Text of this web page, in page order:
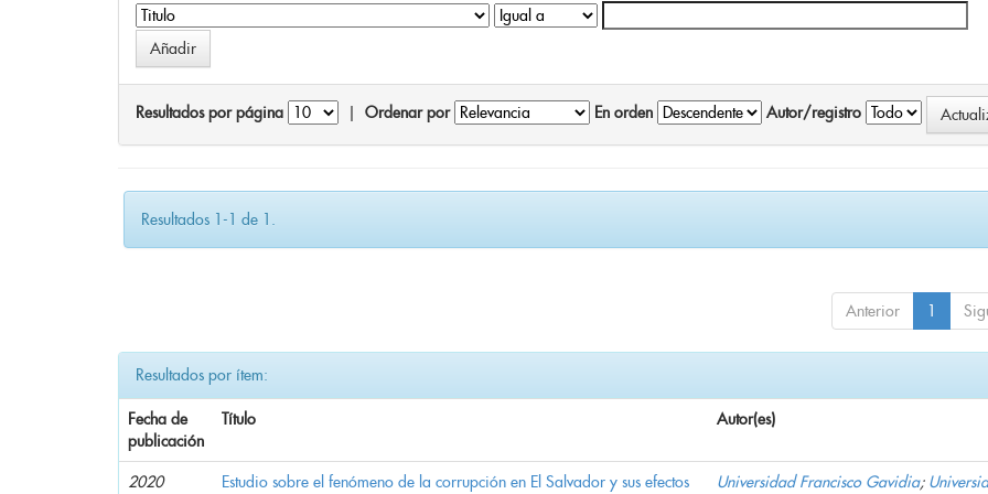
Resultados por página Ordenar por En orden Autor/registro
Resultados 1-1 de 1.
Anterior 1
Resultados por ítem:
Fecha de
publicación
Título Autor(es)
2020 Estudio sobre el fenómeno de la corrupción en El Salvador y sus efectos Universidad Francisco Gavidia;